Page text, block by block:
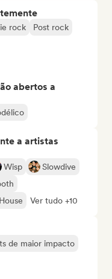
rock
Post rock
abertos a
a artistas
Wisp
Slowdive
Ver tudo +10
de maior impacto